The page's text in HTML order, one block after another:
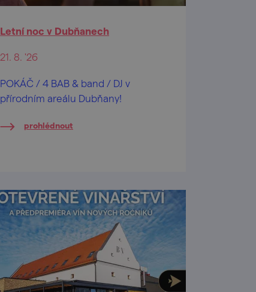
Letní noc v Dubňanech
21. 8. '26
POKÁČ / 4 BAB & band / DJ v
přírodním areálu Dubňany!
prohlédnout